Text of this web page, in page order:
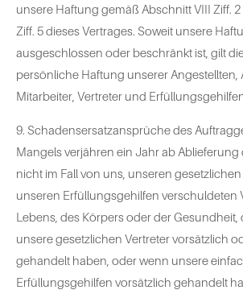
unsere Haftung gemäß Abschnitt VIII Ziff. 2
Ziff. 5 dieses Vertrages. Soweit unsere
ausgeschlossen oder beschränkt ist, gilt
persönliche Haftung unserer Angestellten,
Mitarbeiter, Vertreter und
9. Schadensersatzansprüche des
Mangels verjähren ein Jahr ab Ablieferung
nicht im Fall von uns, unseren
unseren Erfüllungsgehilfen verschuldeten
Lebens, des Körpers oder der Gesundheit,
unsere gesetzlichen Vertreter vorsätzlich
gehandelt haben, oder wenn unsere
Erfüllungsgehilfen vorsätzlich gehandelt